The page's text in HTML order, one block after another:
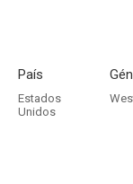
País
Estados
Unidos